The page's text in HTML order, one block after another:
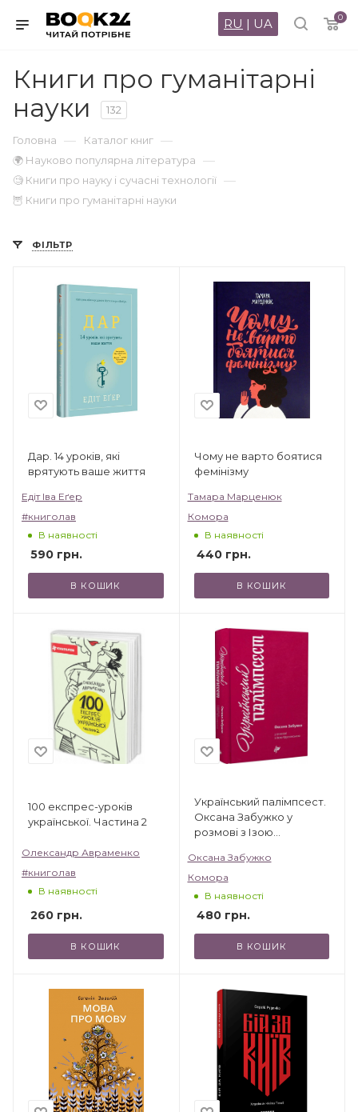
0
RU | UA
Книги про гуманітарні
науки
132
Головна — Каталог книг —
🌍 Науково популярна література —
🧐 Книги про науку і сучасні технології —
🦉 Книги про гуманітарні науки
ФІЛЬТР
Дар. 14 уроків, які
врятують ваше життя
Едіт Іва Еґер
#книголав
В наявності
590 грн.
В КОШИК
Чому не варто боятися
фемінізму
Тамара Марценюк
Комора
В наявності
440грн.
В КОШИК
100 експрес-уроків
української. Частина 2
Олександр Авраменко
#книголав
В наявності
260 грн.
В КОШИК
Український палімпсест.
Оксана Забужко у
розмові з Ізою
Оксана Забужко
Комора
В наявності
480грн.
В КОШИК